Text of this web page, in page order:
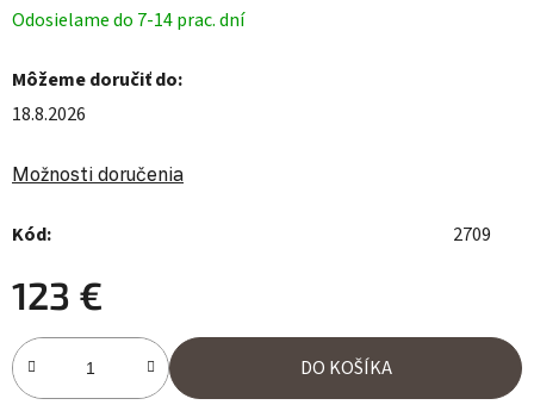
Odosielame do 7-14 prac. dní
Môžeme doručiť do:
18.8.2026
Možnosti doručenia
Kód: 2709
123 €
Jednotková cena:
DO KOŠÍKA